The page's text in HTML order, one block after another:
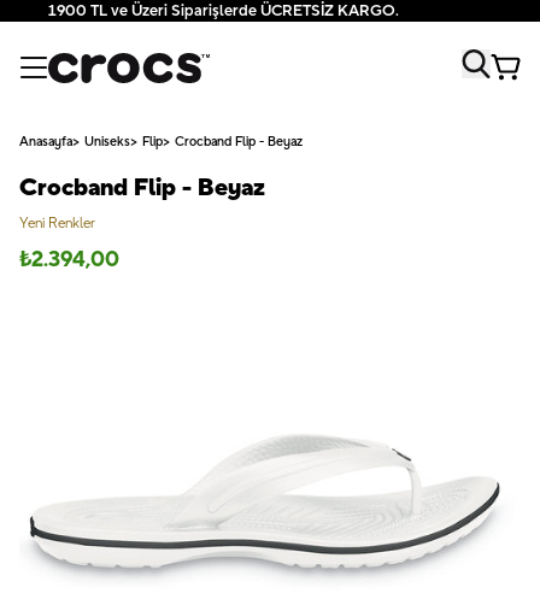
1900 TL ve Üzeri Siparişlerde ÜCRETSİZ KARGO.
Anasayfa Uniseks Flip Crocband Flip - Beyaz
Crocband Flip - Beyaz
Yeni Renkler
₺2.394,00